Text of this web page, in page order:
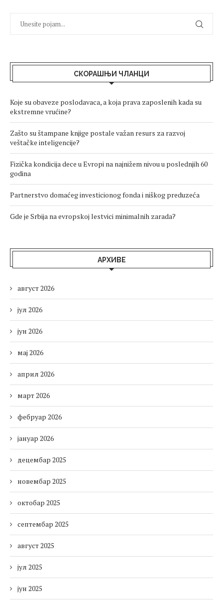
СКОРАШЊИ ЧЛАНЦИ
Koje su obaveze poslodavaca, a koja prava zaposlenih kada su
ekstremne vrućine?
Zašto su štampane knjige postale važan resurs za razvoj
veštačke inteligencije?
Fizička kondicija dece u Evropi na najnižem nivou u poslednjih 60
godina
Partnerstvo domaćeg investicionog fonda i niškog preduzeća
Gde je Srbija na evropskoj lestvici minimalnih zarada?
АРХИВЕ
август 2026
јул 2026
јун 2026
мај 2026
април 2026
март 2026
фебруар 2026
јануар 2026
децембар 2025
новембар 2025
октобар 2025
септембар 2025
август 2025
јул 2025
јун 2025